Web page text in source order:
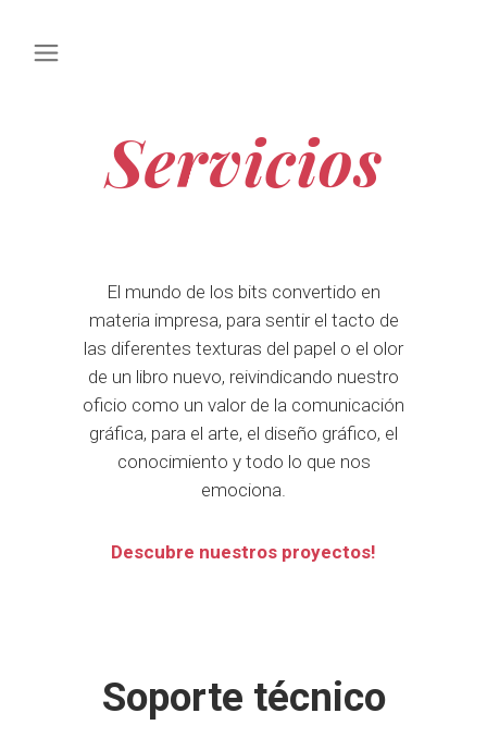
Servicios
El mundo de los bits convertido en
materia impresa, para sentir el tacto de
las diferentes texturas del papel o el olor
de un libro nuevo, reivindicando nuestro
oficio como un valor de la comunicación
gráfica, para el arte, el diseño gráfico, el
conocimiento y todo lo que nos
emociona.
Descubre nuestros proyectos!
Soporte técnico